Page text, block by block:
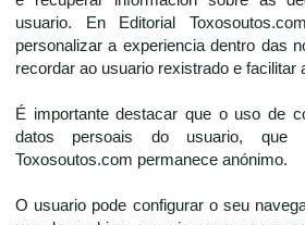
usuario. En Editorial
personalizar a experiencia dentro das
recordar ao usuario rexistrado e facilitar
É importante destacar que o uso de
datos persoais do usuario, que
Toxosoutos.com permanece anónimo.
O usuario pode configurar o seu